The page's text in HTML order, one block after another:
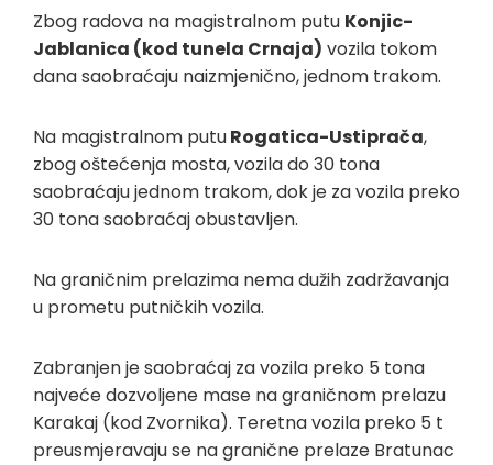
Zbog radova na magistralnom putu Konjic-
Jablanica (kod tunela Crnaja) vozila tokom
dana saobraćaju naizmjenično, jednom trakom.
Na magistralnom putuRogatica-Ustiprača,
zbog oštećenja mosta, vozila do 30 tona
saobraćaju jednom trakom, dok je za vozila preko
30 tona saobraćaj obustavljen.
Na graničnim prelazima nema dužih zadržavanja
u prometu putničkih vozila.
Zabranjen je saobraćaj za vozila preko 5 tona
najveće dozvoljene mase na graničnom prelazu
Karakaj (kod Zvornika). Teretna vozila preko 5 t
preusmjeravaju se na granične prelaze Bratunac